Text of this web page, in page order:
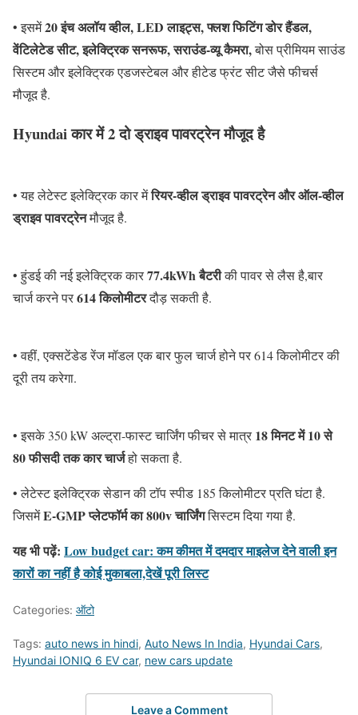
• इसमें20 इंच अलॉय व्हील, LED लाइट्स, फ्लश फिटिंग डोर हैंडल,
वेंटिलेटेड सीट, इलेक्ट्रिक सनरूफ, सराउंड-व्यू कैमरा,बोस प्रीमियम साउंड
सिस्टम और इलेक्ट्रिक एडजस्टेबल और हीटेड फ्रंट सीट जैसे फीचर्स
मौजूद है.
Hyundai कार में 2 दो ड्राइव पावरट्रेन मौजूद है
• यह लेटेस्ट इलेक्ट्रिक कार मेंरियर-व्हील ड्राइव पावरट्रेन और ऑल-व्हील
ड्राइव पावरट्रेनमौजूद है.
• हुंडई की नई इलेक्ट्रिक कार77.4kWh बैटरीकी पावर से लैस है,बार
चार्ज करने पर614 किलोमीटरदौड़ सकती है.
• वहीं, एक्सटेंडेड रेंज मॉडल एक बार फुल चार्ज होने पर 614 किलोमीटर की
दूरी तय करेगा.
• इसके 350 kW अल्ट्रा-फास्ट चार्जिंग फीचर से मात्र 18 मिनट में 10 से
80 फीसदी तक कार चार्जहो सकता है.
• लेटेस्ट इलेक्ट्रिक सेडान की टॉप स्पीड 185 किलोमीटर प्रति घंटा है.
जिसमेंE-GMP प्लेटफॉर्म का 800v चार्जिंगसिस्टम दिया गया है.
यह भी पढ़ें: Low budget car: कम कीमत में दमदार माइलेज देने वाली इन
कारों का नहीं है कोई मुकाबला,देखें पूरी लिस्ट
Categories: ऑटो
Tags: auto news in hindi, Auto News In India, Hyundai Cars,
Hyundai IONIQ 6 EV car, new cars update
Leave a Comment